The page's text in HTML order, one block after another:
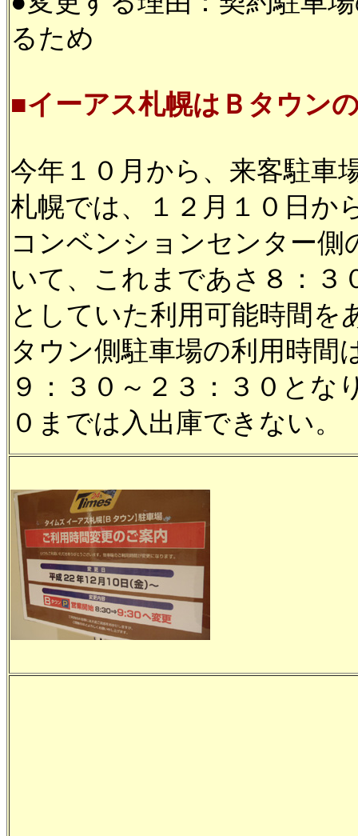
るため
■イーアス札幌はＢタウン
今年１０月から、来客駐車
札幌では、１２月１０日か
コンベンションセンター
いて、これまであさ８：３
としていた利用可能時間を
タウン側駐車場の利用時間
９：３０～２３：３０とな
０までは入出庫できない。